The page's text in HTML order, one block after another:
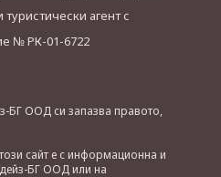
туристически агент с
№ РК-01-6722
БГ ООД си запазва правото,
сайт е с информационна и
БГ ООД или на